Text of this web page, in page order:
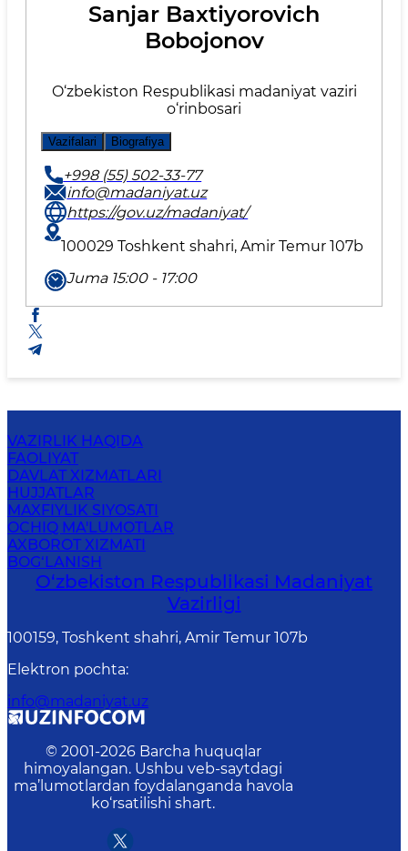
Sanjar Baxtiyorovich
Bobojonov
O‘zbekiston Respublikasi madaniyat vaziri
o‘rinbosari
Vazifalari Biografiya
+998 (55) 502-33-77
info@madaniyat.uz
https://gov.uz/madaniyat/
100029 Toshkent shahri, Amir Temur 107b
Juma 15:00 - 17:00
VAZIRLIK HAQIDA
FAOLIYAT
DAVLAT XIZMATLARI
HUJJATLAR
MAXFIYLIK SIYOSATI
OCHIQ MA'LUMOTLAR
AXBOROT XIZMATI
BOG‘LANISH
O‘zbekiston Respublikasi Madaniyat
Vazirligi
100159, Toshkent shahri, Amir Temur 107b
Elektron pochta:
info@madaniyat.uz
© 2001-2026 Barcha huquqlar
himoyalangan. Ushbu veb-saytdagi
ma’lumotlardan foydalanganda havola
ko‘rsatilishi shart.